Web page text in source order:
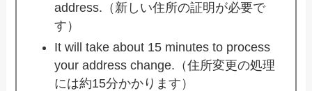
address.（新しい住所の証明が必要で
す）
It will take about 15 minutes to process
your address change.（住所変更の処理
には約15分かかります）